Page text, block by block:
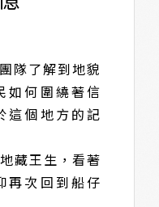
隊了解到地貌
如何圍繞著信
這個地方的記
藏王生，看著
再次回到船仔